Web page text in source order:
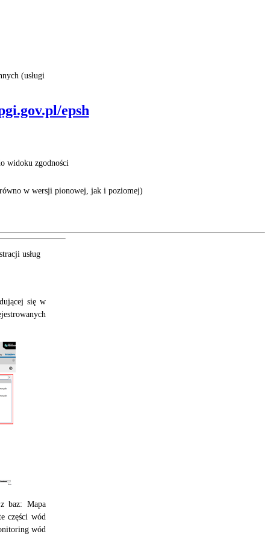
(usługi
epsh
widoku zgodności
w wersji pionowej, jak i poziomej)
usług
się w
baz: Mapa
części wód
wód